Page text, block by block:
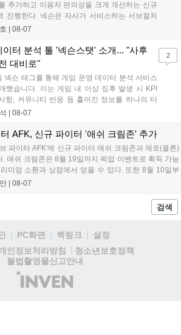
추가하고 이용자 편의성을 크게 개선하는 신규
진행한다. 넥슨은 자사가 서비스하는 서브컬처
에 신규 서버 'world3'을 개설하고 신규 캐릭터
통해 어둠 속 서큐버스...
08-07
이터 분석 툴 '넥슨스탯' 소개... "사후
대비로"
넥슨 태그를 통해 게임 운영 데이터 분석 서비스
했습니다. 이는 게임 내 이상 징후 발생 시 KPI
항, 커뮤니티 반응 등 흩어진 정보를 하나의 타
원인을 빠르게 파악하도록 돕는 관제 허브입니
을 사전 대비 체계로 전환하며 데이터 기반의 효
을 지원하고 있습니다....
08-07
2
AFK, 신규 파이터 '애쉬 크림존' 추가
파이터 AFK'에 신규 파이터 애쉬 크림존과 제로(클론)
. 애쉬 크림존은 8월 19일까지 픽업 이벤트로 획득 가능
미엄 소환과 상점에서 얻을 수 있다. 또한 8월 10일부
엘피 이벤트로 론을, 13일부터 26일까지 트로피칼 아
08-07
검색
PC화면 퀵링크
설정
인정보처리방침
청소년보호정책
불법촬영물신고안내
(주)
인